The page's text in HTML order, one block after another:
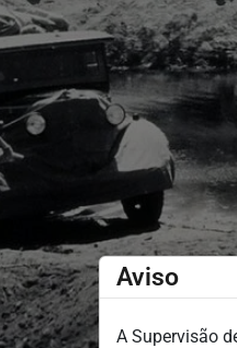
Aviso
A Supervisão